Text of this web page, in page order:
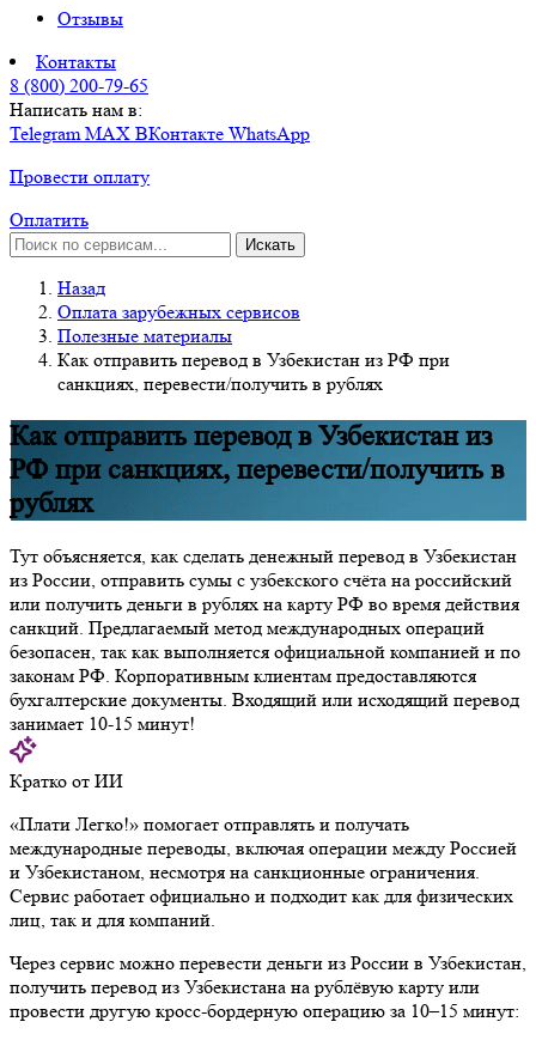
Отзывы
Контакты
8 (800) 200-79-65
Написать нам в:
TelegramMAX ВКонтакте WhatsApp
Провести оплату
Оплатить
Искать
Назад
Оплата зарубежных сервисов
Полезные материалы
Как отправить перевод в Узбекистан из РФ при
санкциях, перевести/получить в рублях
Как отправить перевод в Узбекистан из
РФ при санкциях, перевести/получить в
рублях
Тут объясняется, как сделать денежный перевод в Узбекистан
из России, отправить сумы с узбекского счёта на российский
или получить деньги в рублях на карту РФ во время действия
санкций. Предлагаемый метод международных операций
безопасен, так как выполняется официальной компанией и по
законам РФ. Корпоративным клиентам предоставляются
бухгалтерские документы. Входящий или исходящий перевод
занимает 10-15 минут!
Кратко от ИИ
«Плати Легко!» помогает отправлять и получать
международные переводы, включая операции между Россией
и Узбекистаном, несмотря на санкционные ограничения.
Сервис работает официально и подходит как для физических
лиц, так и для компаний.
Через сервис можно перевести деньги из России в Узбекистан,
получить перевод из Узбекистана на рублёвую карту или
провести другую кросс-бордерную операцию за 10–15 минут: